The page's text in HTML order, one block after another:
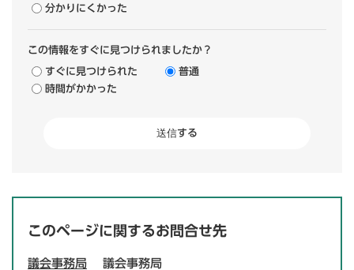
分かりにくかった
この情報をすぐに見つけられましたか？
すぐに見つけられた
普通
時間がかかった
このページに関するお問合せ先
議会事務局 議会事務局